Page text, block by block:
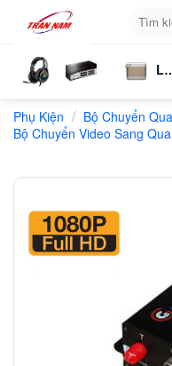
content
kiếm:
Nghe
Chia
Mạng
Phụ Kiện / Bộ Chuyển
Bộ Chuyển Video Sang